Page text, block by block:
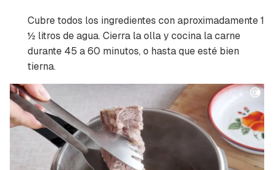
Cubre todos los ingredientes con aproximadamente 1
½ litros de agua. Cierra la olla y cocina la carne
durante 45 a 60 minutos, o hasta que esté bien
tierna.